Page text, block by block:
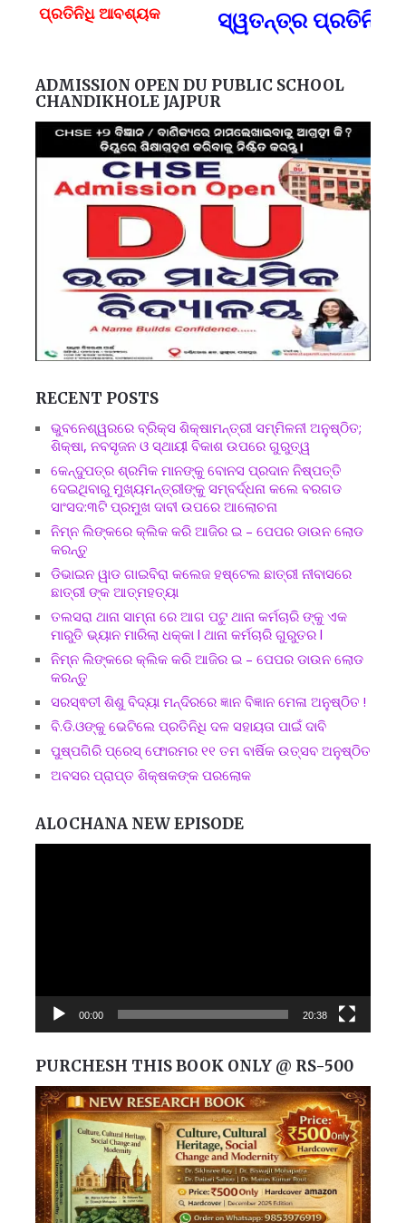
ପ୍ରତିନିଧି ଆବଶ୍ୟକ
ସ୍ୱତନ୍ତ୍ର ପ୍ରତିନିଧି
ADMISSION OPEN DU PUBLIC SCHOOL
CHANDIKHOLE JAJPUR
RECENT POSTS
ଭୁବନେଶ୍ୱରରେ ବ୍ରିକ୍ସ ଶିକ୍ଷାମନ୍ତ୍ରୀ ସମ୍ମିଳନୀ ଅନୁଷ୍ଠିତ;
ଶିକ୍ଷା, ନବସୃଜନ ଓ ସ୍ଥାୟୀ ବିକାଶ ଉପରେ ଗୁରୁତ୍ୱ
କେନ୍ଦୁପତ୍ର ଶ୍ରମିକ ମାନଙ୍କୁ ବୋନସ ପ୍ରଦାନ ନିଷ୍ପତ୍ତି
ଦେଇଥିବାରୁ ମୁଖ୍ୟମନ୍ତ୍ରୀଙ୍କୁ ସମ୍ବର୍ଦ୍ଧନା କଲେ ବରଗଡ
ସାଂସଦ:୩ଟି ପ୍ରମୁଖ ଦାବୀ ଉପରେ ଆଲୋଚନା
ନିମ୍ନ ଲିଙ୍କରେ କ୍ଲିକ କରି ଆଜିର ଇ – ପେପର ଡାଉନ ଲୋଡ
କରନ୍ତୁ
ଡିଭାଇନ ୱାଡ ଗାଇବିରା କଲେଜ ହଷ୍ଟେଲ ଛାତ୍ରୀ ନୀବାସରେ
ଛାତ୍ରୀ ଙ୍କ ଆତ୍ମହତ୍ୟା
ତଲସରା ଥାନା ସାମ୍ନା ରେ ଆଗ ପଟୁ ଥାନା କର୍ମଚାରି ଙ୍କୁ ଏକ
ମାରୁତି ଭ୍ୟାନ ମାରିଲା ଧକ୍କା l ଥାନା କର୍ମଚାରି ଗୁରୁତର l
ନିମ୍ନ ଲିଙ୍କରେ କ୍ଲିକ କରି ଆଜିର ଇ – ପେପର ଡାଉନ ଲୋଡ
କରନ୍ତୁ
ସରସ୍ଵତୀ ଶିଶୁ ବିଦ୍ୟା ମନ୍ଦିରରେ ଜ୍ଞାନ ବିଜ୍ଞାନ ମେଳା ଅନୁଷ୍ଠିତ !
ବି.ଡି.ଓଙ୍କୁ ଭେଟିଲେ ପ୍ରତିନିଧି ଦଳ ସହାୟତା ପାଇଁ ଦାବି
ପୁଷ୍ପଗିରି ପ୍ରେସ୍ ଫୋରମର ୧୧ ତମ ବାର୍ଷିକ ଉତ୍ସବ ଅନୁଷ୍ଠିତ
ଅବସର ପ୍ରାପ୍ତ ଶିକ୍ଷକଙ୍କ ପରଲୋକ
ALOCHANA NEW EPISODE
00:00 20:38
PURCHESH THIS BOOK ONLY @ RS-500